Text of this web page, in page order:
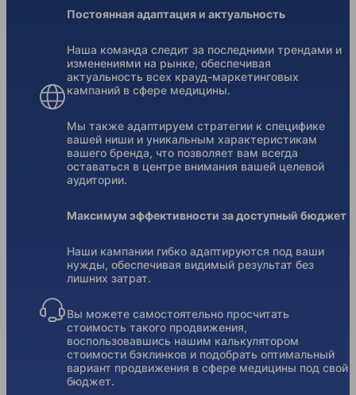
Постоянная адаптация и актуальность
Наша команда следит за последними трендами и
изменениями на рынке, обеспечивая
актуальность всех крауд-маркетинговых
кампаний в сфере медицины.
Мы также адаптируем стратегии к специфике
вашей ниши и уникальным характеристикам
вашего бренда, что позволяет вам всегда
оставаться в центре внимания вашей целевой
аудитории.
Максимум эффективности за доступный бюджет
Наши кампании гибко адаптируются под ваши
нужды, обеспечивая видимый результат без
лишних затрат.
Вы можете самостоятельно просчитать
стоимость такого продвижения,
воспользовавшись нашим калькулятором
стоимости бэклинков и подобрать оптимальный
вариант продвижения в сфере медицины под свой
бюджет.